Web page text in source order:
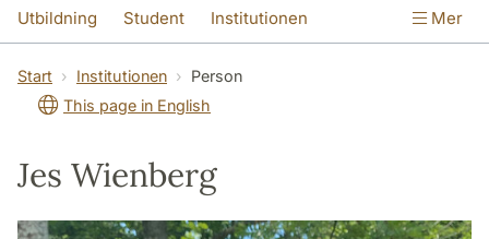
Utbildning Student Institutionen
Forskning Kontakt
Mer
Start Institutionen
Person
This page in English
Jes Wienberg